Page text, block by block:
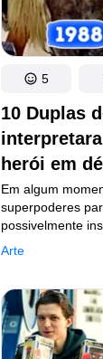
10 Duplas
herói em
Arte
Em algum
superpoderes
possivelmente
preferidos.
a sorte de ver
deles, muitos
e eram vistos
5